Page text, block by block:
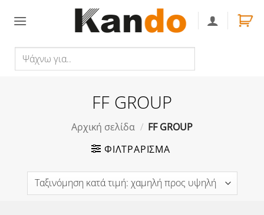
για..
FF GROUP
Αρχική σελίδα / FF GROUP
ΦΙΛΤΡΆΡΙΣΜΑ